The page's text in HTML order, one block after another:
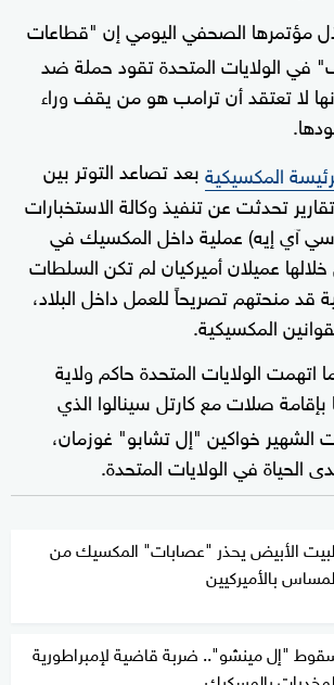
مؤتمرها الصحفي اليومي إن "قطاعات
في الولايات المتحدة تقود حملة ضد
لا تعتقد أن ترامب هو من يقف وراء
المكسيكيةبعد تصاعد التوتر بين
تحدثت عن تنفيذ وكالة الاستخبارات
(سي آي إيه) عملية داخل المكسيك في
عميلان أميركيان لم تكن السلطات
قد منحتهم تصريحاً للعمل داخل البلاد،
المكسيكية.
اتهمت الولايات المتحدة حاكم ولاية
صلات مع كارتل سينالوا الذي
الشهير خواكين "إل تشابو" غوزمان،
الحياة في الولايات المتحدة.
الأبيض يحذر "عصابات" المكسيك من
بالأميركيين
"إل مينشو".. ضربة قاضية لإمبراطورية